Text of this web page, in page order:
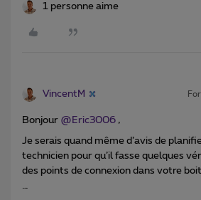
1 personne aime
VincentM
Bonjour @Eric3006 ,
Je serais quand même d’avis de
technicien pour qu’il fasse quelques
des points de connexion dans votre
…